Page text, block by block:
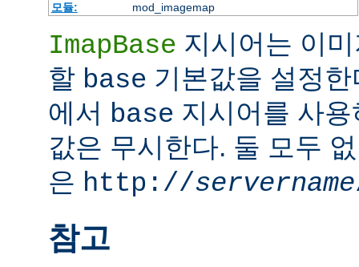
모듈:
mod_imagemap
ImapBase 지시어는 이
할 base 기본값을 설정
에서 base 지시어를 사
값은 무시한다. 둘 모두
은 http://servername
참고